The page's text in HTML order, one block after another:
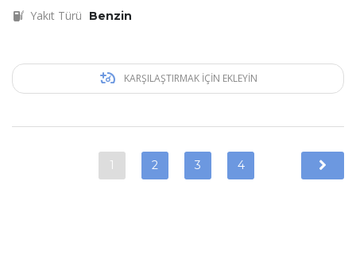
Yakıt Türü Benzin
KARŞILAŞTIRMAK IÇIN EKLEYIN
1 2 3 4